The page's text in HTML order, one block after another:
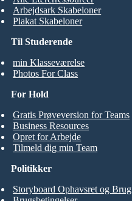
Til Studerende
min Klasseværelse
Photos For Class
Arbejdsark Skabeloner
Plakat Skabeloner
For Hold
Gratis Prøveversion for Teams
Business Resources
Opret for Arbejde
Tilmeld dig min Team
Politikker
Storyboard Ophavsret og Brug